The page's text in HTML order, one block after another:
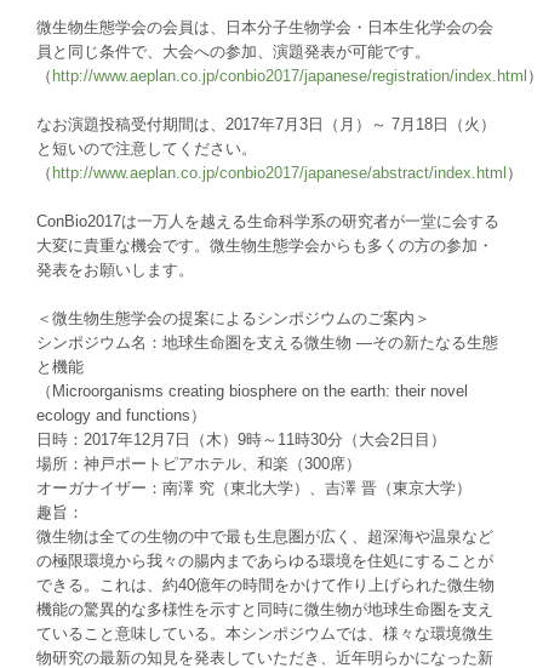
微生物生態学会の会員は、日本分子生物学会・日本生化学会の会
員と同じ条件で、大会への参加、演題発表が可能です。
（ http://www.aeplan.co.jp/conbio2017/japanese/registration/index.html ）
なお演題投稿受付期間は、2017年7月3日（月）～ 7月18日（火）
と短いので注意してください。
（ http://www.aeplan.co.jp/conbio2017/japanese/abstract/index.html ）
ConBio2017は一万人を越える生命科学系の研究者が一堂に会する
大変に貴重な機会です。微生物生態学会からも多くの方の参加・
発表をお願いします。
＜微生物生態学会の提案によるシンポジウムのご案内＞
シンポジウム名：地球生命圏を支える微生物 —その新たなる生態
と機能
（Microorganisms creating biosphere on the earth: their novel
ecology and functions）
日時：2017年12月7日（木）9時～11時30分（大会2日目）
場所：神戸ポートピアホテル、和楽（300席）
オーガナイザー：南澤 究（東北大学）、吉澤 晋（東京大学）
趣旨：
微生物は全ての生物の中で最も生息圏が広く、超深海や温泉など
の極限環境から我々の腸内まであらゆる環境を住処にすることが
できる。これは、約40億年の時間をかけて作り上げられた微生物
機能の驚異的な多様性を示すと同時に微生物が地球生命圏を支え
ていること意味している。本シンポジウムでは、様々な環境微生
物研究の最新の知見を発表していただき、近年明らかになった新